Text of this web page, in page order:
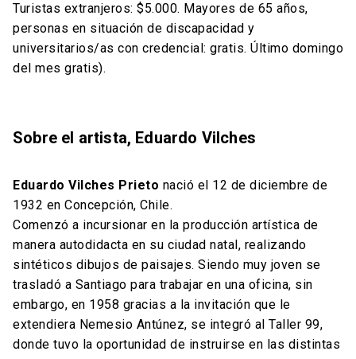
Turistas extranjeros: $5.000. Mayores de 65 años,
personas en situación de discapacidad y
universitarios/as con credencial: gratis. Último domingo
del mes gratis).
Sobre el artista, Eduardo Vilches
Eduardo Vilches Prieto nació el 12 de diciembre de
1932 en Concepción, Chile.
Comenzó a incursionar en la producción artística de
manera autodidacta en su ciudad natal, realizando
sintéticos dibujos de paisajes. Siendo muy joven se
trasladó a Santiago para trabajar en una oficina, sin
embargo, en 1958 gracias a la invitación que le
extendiera Nemesio Antúnez, se integró al Taller 99,
donde tuvo la oportunidad de instruirse en las distintas